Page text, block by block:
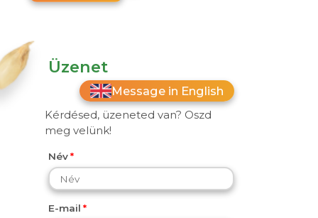
Üzenet
Message in English
Kérdésed, üzeneted van? Oszd
meg velünk!
Név
E-mail